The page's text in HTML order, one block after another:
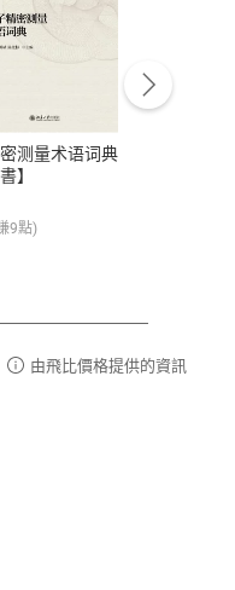
12:00、
日休息)
测量术语词典
】
9點)
由飛比價格提供的資訊